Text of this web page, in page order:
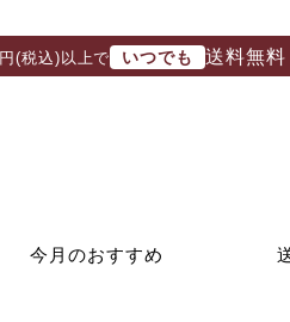
(税込)以上で いつでも 送料無料
今月のおすすめ